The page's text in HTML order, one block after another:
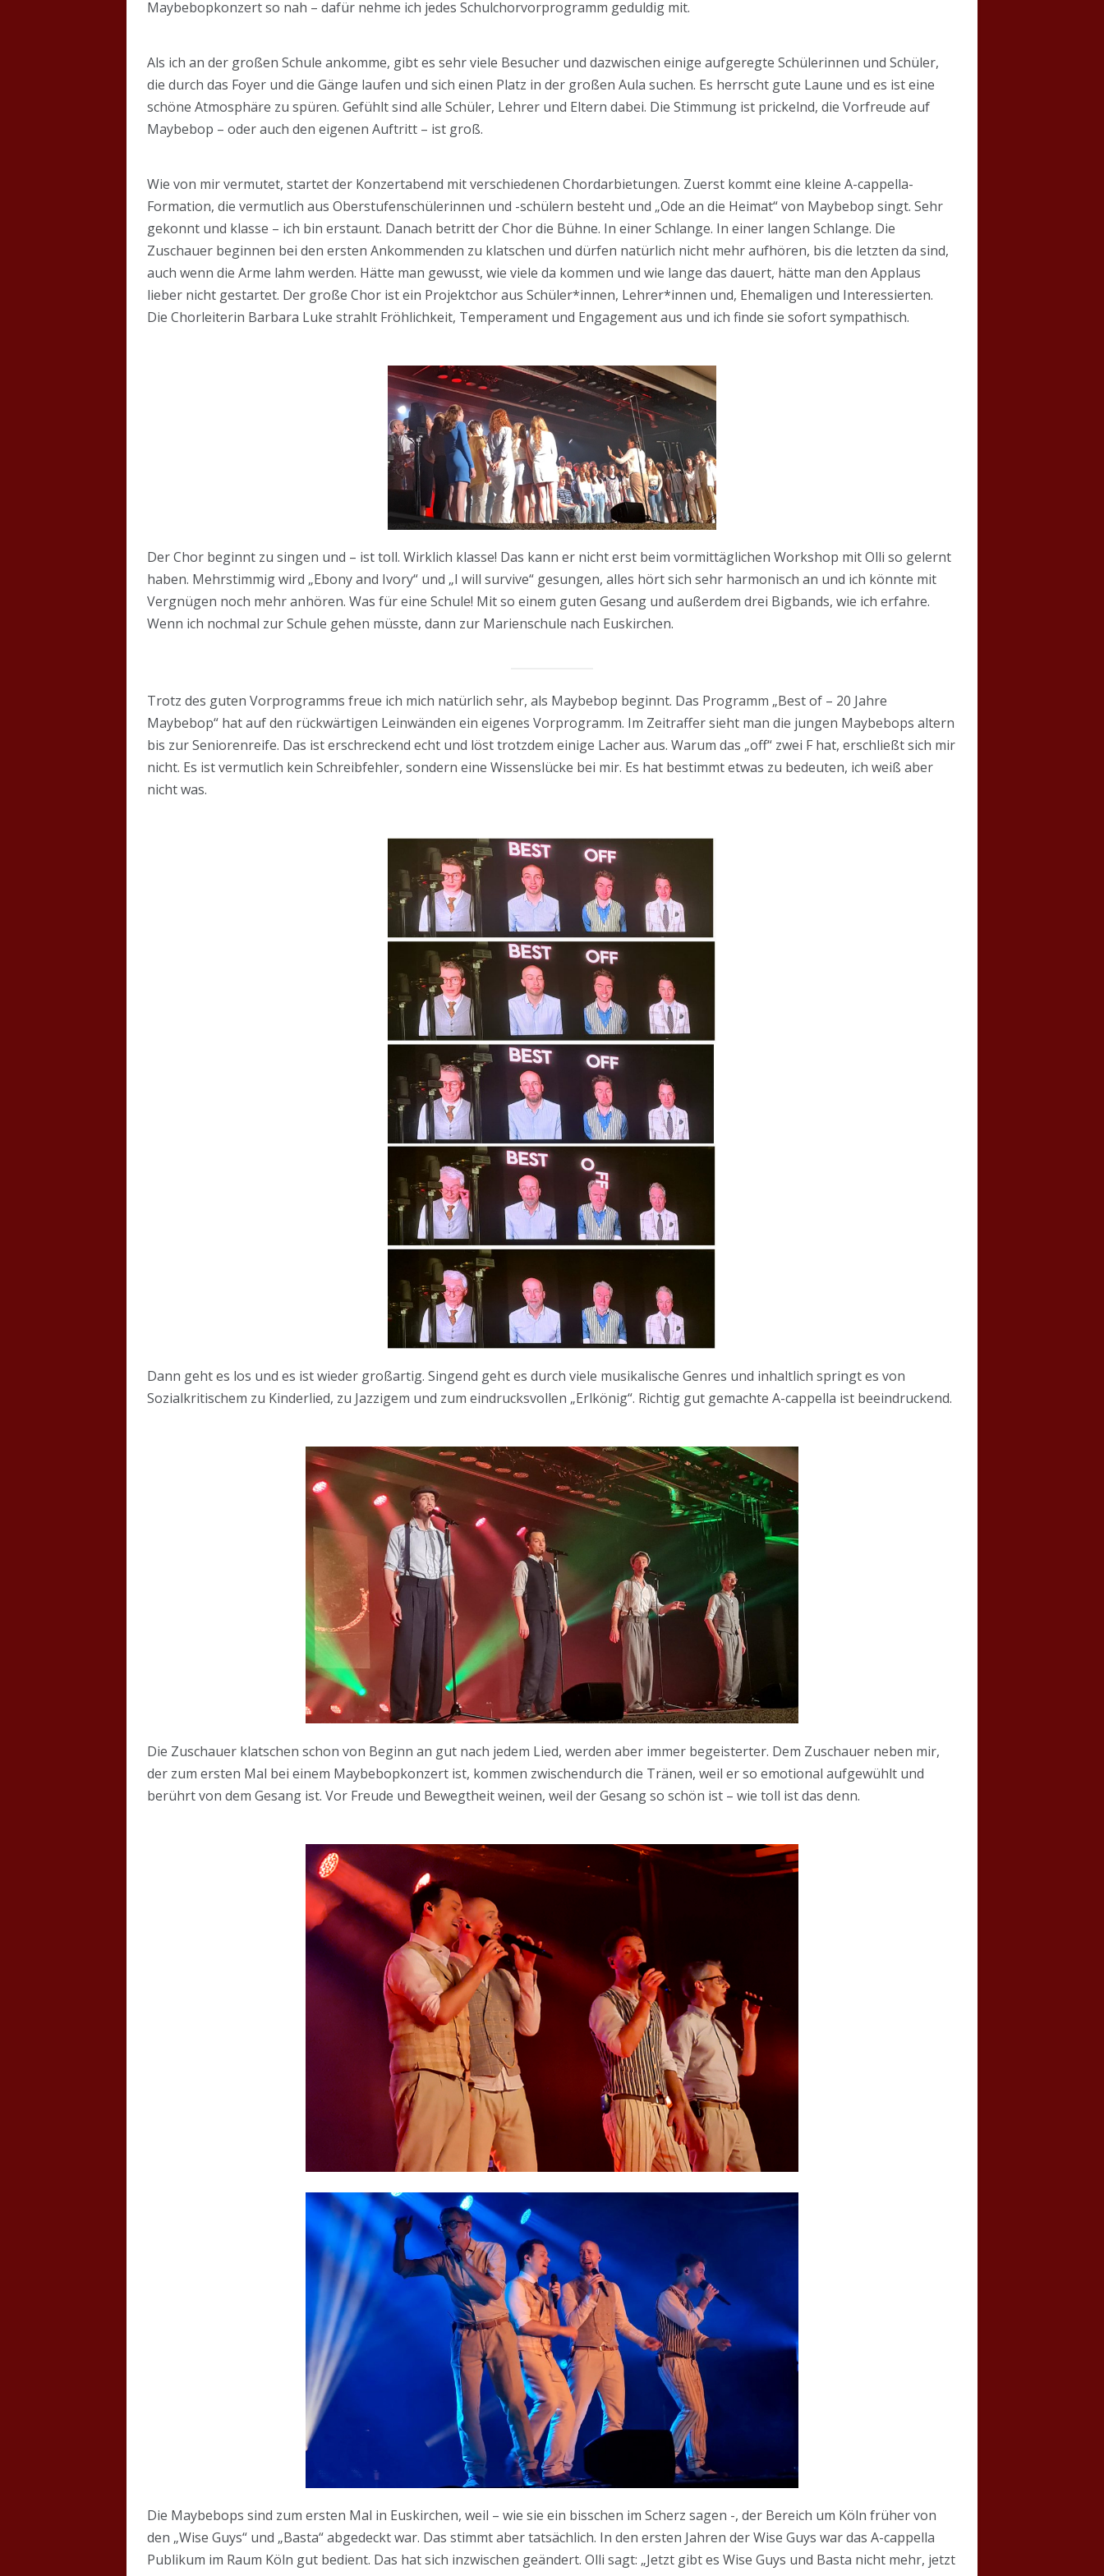
Maybebopkonzert so nah – dafür nehme ich jedes Schulchorvorprogramm geduldig mit.
Als ich an der großen Schule ankomme, gibt es sehr viele Besucher und dazwischen einige aufgeregte Schülerinnen und Schüler,
die durch das Foyer und die Gänge laufen und sich einen Platz in der großen Aula suchen. Es herrscht gute Laune und es ist eine
schöne Atmosphäre zu spüren. Gefühlt sind alle Schüler, Lehrer und Eltern dabei. Die Stimmung ist prickelnd, die Vorfreude auf
Maybebop – oder auch den eigenen Auftritt – ist groß.
Wie von mir vermutet, startet der Konzertabend mit verschiedenen Chordarbietungen. Zuerst kommt eine kleine A-cappella-
Formation, die vermutlich aus Oberstufenschülerinnen und -schülern besteht und „Ode an die Heimat“ von Maybebop singt. Sehr
gekonnt und klasse – ich bin erstaunt. Danach betritt der Chor die Bühne. In einer Schlange. In einer langen Schlange. Die
Zuschauer beginnen bei den ersten Ankommenden zu klatschen und dürfen natürlich nicht mehr aufhören, bis die letzten da sind,
auch wenn die Arme lahm werden. Hätte man gewusst, wie viele da kommen und wie lange das dauert, hätte man den Applaus
lieber nicht gestartet. Der große Chor ist ein Projektchor aus Schüler*innen, Lehrer*innen und, Ehemaligen und Interessierten.
Die Chorleiterin Barbara Luke strahlt Fröhlichkeit, Temperament und Engagement aus und ich finde sie sofort sympathisch.
Der Chor beginnt zu singen und – ist toll. Wirklich klasse! Das kann er nicht erst beim vormittäglichen Workshop mit Olli so gelernt
haben. Mehrstimmig wird „Ebony and Ivory“ und „I will survive“ gesungen, alles hört sich sehr harmonisch an und ich könnte mit
Vergnügen noch mehr anhören. Was für eine Schule! Mit so einem guten Gesang und außerdem drei Bigbands, wie ich erfahre.
Wenn ich nochmal zur Schule gehen müsste, dann zur Marienschule nach Euskirchen.
Trotz des guten Vorprogramms freue ich mich natürlich sehr, als Maybebop beginnt. Das Programm „Best of – 20 Jahre
Maybebop“ hat auf den rückwärtigen Leinwänden ein eigenes Vorprogramm. Im Zeitraffer sieht man die jungen Maybebops altern
bis zur Seniorenreife. Das ist erschreckend echt und löst trotzdem einige Lacher aus. Warum das „off“ zwei F hat, erschließt sich mir
nicht. Es ist vermutlich kein Schreibfehler, sondern eine Wissenslücke bei mir. Es hat bestimmt etwas zu bedeuten, ich weiß aber
nicht was.
Dann geht es los und es ist wieder großartig. Singend geht es durch viele musikalische Genres und inhaltlich springt es von
Sozialkritischem zu Kinderlied, zu Jazzigem und zum eindrucksvollen „Erlkönig“. Richtig gut gemachte A-cappella ist beeindruckend.
Die Zuschauer klatschen schon von Beginn an gut nach jedem Lied, werden aber immer begeisterter. Dem Zuschauer neben mir,
der zum ersten Mal bei einem Maybebopkonzert ist, kommen zwischendurch die Tränen, weil er so emotional aufgewühlt und
berührt von dem Gesang ist. Vor Freude und Bewegtheit weinen, weil der Gesang so schön ist – wie toll ist das denn.
Die Maybebops sind zum ersten Mal in Euskirchen, weil – wie sie ein bisschen im Scherz sagen -, der Bereich um Köln früher von
den „Wise Guys“ und „Basta“ abgedeckt war. Das stimmt aber tatsächlich. In den ersten Jahren der Wise Guys war das A-cappella
Publikum im Raum Köln gut bedient. Das hat sich inzwischen geändert. Olli sagt: „Jetzt gibt es Wise Guys und Basta nicht mehr, jetzt